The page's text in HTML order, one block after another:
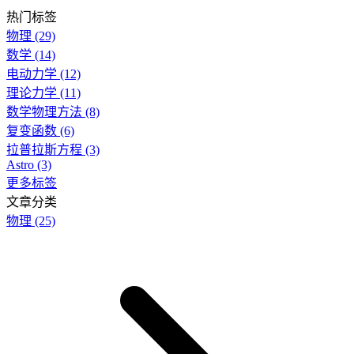
热门标签
物理 (29)
数学 (14)
电动力学 (12)
理论力学 (11)
数学物理方法 (8)
复变函数 (6)
拉普拉斯方程 (3)
Astro (3)
更多标签
文章分类
物理 (25)